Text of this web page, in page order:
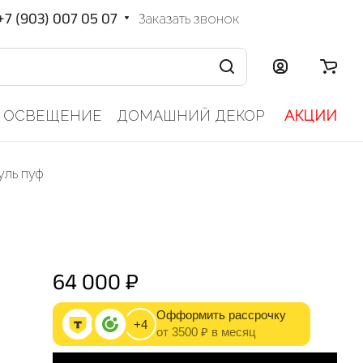
(903) 007 05 07 Заказать звонок
ОСВЕЩЕНИЕ ДОМАШНИЙ ДЕКОР АКЦИИ
пуф
64 000 ₽
+4
Офформить рассрочку
от 3500 ₽ в месяц